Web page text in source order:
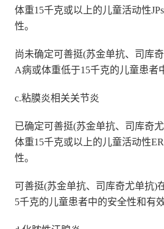
体重15千克或以上的儿童活动性
性。
尚未确定可善挺(苏金单抗、司库
A病或体重低于15千克的儿童患者
c.粘膜炎相关关节炎
已确定可善挺(苏金单抗、司库奇
体重15千克或以上的儿童活动性
性。
可善挺(苏金单抗、司库奇尤单抗)
5千克的儿童患者中的安全性和有